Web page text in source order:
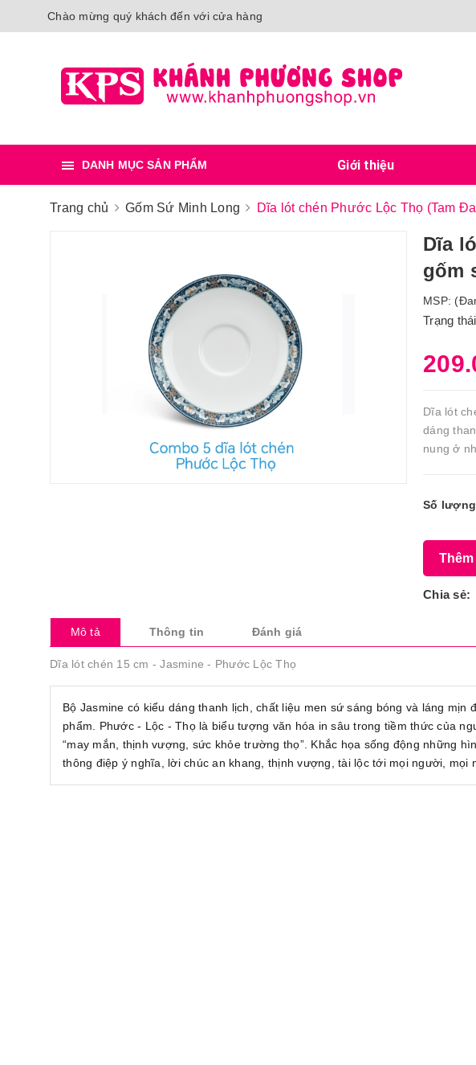
Chào mừng quý khách đến với cửa hàng
DANH MỤC SẢN PHẨM Giới thiệu
Trang chủ Gốm Sứ Minh Long Dĩa lót chén Phước Lộc Thọ (Tam
Dĩa
gốm
MSP:
Trạng
Dĩa lót
dáng
nung ở
Số
Chia sẻ:
Mô tả Thông tin Đánh giá
Dĩa lót chén 15 cm - Jasmine - Phước Lộc Thọ
Bộ Jasmine có kiểu dáng thanh lịch, chất liệu men sứ sáng bóng và láng
phẩm. Phước - Lộc - Thọ là biểu tượng văn hóa in sâu trong tiềm thức của
“may mắn, thịnh vượng, sức khỏe trường thọ”. Khắc họa sống động những
thông điệp ý nghĩa, lời chúc an khang, thịnh vượng, tài lộc tới mọi người, mọi